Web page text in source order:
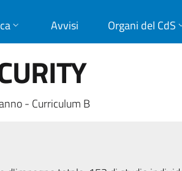
Avvisi Organi del CdS
- Curriculum B